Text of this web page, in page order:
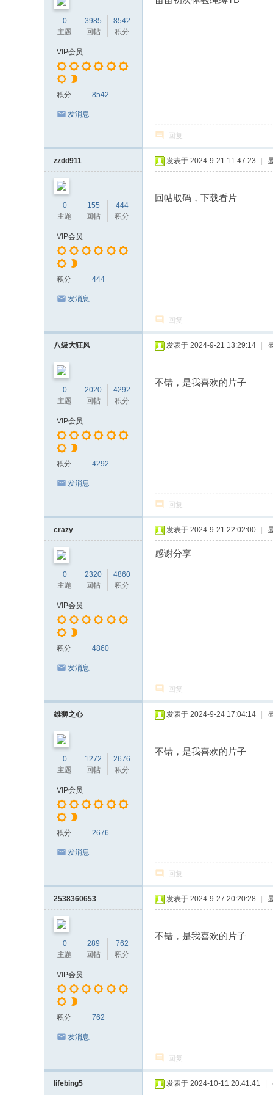
0
主题
3985
回帖
8542
积分
VIP会员
积分 8542
发消息
回复
zzdd911
0
主题
155
回帖
444
积分
VIP会员
积分 444
发消息
发表于 2024-9-21 11:47:23
回帖取码，下载看片
回复
八级大狂风
0
主题
2020
回帖
4292
积分
VIP会员
积分 4292
发消息
发表于 2024-9-21 13:29:14
不错，是我喜欢的片子
回复
crazy
0
主题
2320
回帖
4860
积分
VIP会员
积分 4860
发消息
发表于 2024-9-21 22:02:00
感谢分享
回复
雄狮之心
0
主题
1272
回帖
2676
积分
VIP会员
积分 2676
发消息
发表于 2024-9-24 17:04:14
不错，是我喜欢的片子
回复
2538360653
0
主题
289
回帖
762
积分
VIP会员
积分 762
发消息
发表于 2024-9-27 20:20:28
不错，是我喜欢的片子
回复
lifebing5 发表于 2024-10-11 20:41:41